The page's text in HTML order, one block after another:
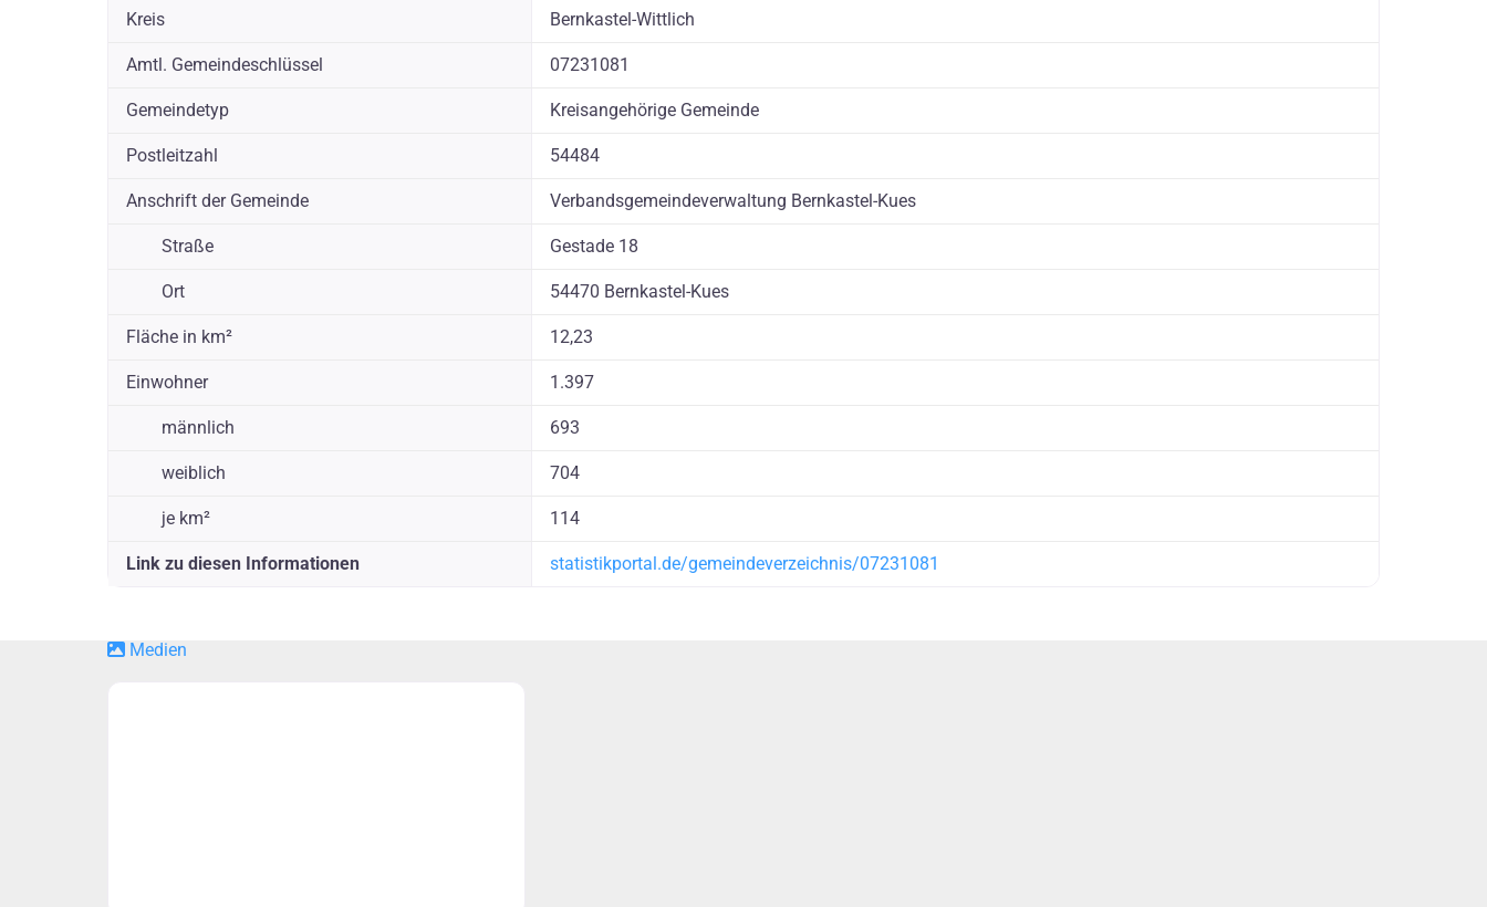
Kreis Bernkastel-Wittlich
Amtl. Gemeindeschlüssel 07231081
Gemeindetyp Kreisangehörige Gemeinde
Postleitzahl 54484
Anschrift der Gemeinde Verbandsgemeindeverwaltung Bernkastel-Kues
Straße Gestade 18
Ort 54470 Bernkastel-Kues
Fläche in km² 12,23
Einwohner 1.397
männlich 693
weiblich 704
je km² 114
Link zu diesen Informationen statistikportal.de/gemeindeverzeichnis/07231081
Medien